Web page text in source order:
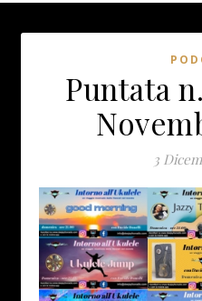
Puntata
3